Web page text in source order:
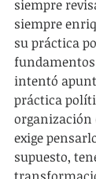
siempre
siempre
su práctica
fundamentos
intentó
práctica
organización
exige
supuesto,